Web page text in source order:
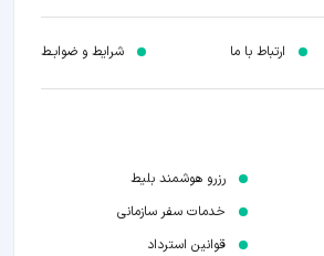
ارتباط با ما شرایط و ضوابـط
رزرو هوشمند بلیط
خدمات سفر سازمانی
قوانین استرداد